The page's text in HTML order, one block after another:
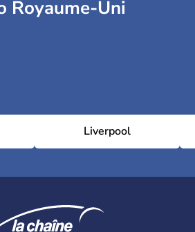
Royaume-Uni
Liverpool